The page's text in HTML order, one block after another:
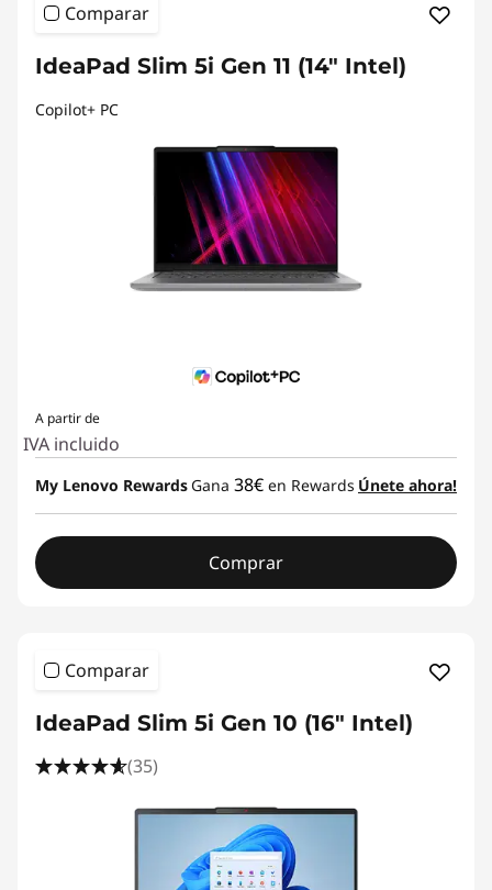
Comparar
IdeaPad Slim 5i Gen 11 (14" Intel)
Copilot+ PC
A partir de
IVA incluido
My Lenovo Rewards Gana 38€ en Rewards Únete ahora!
Comprar
Comparar
IdeaPad Slim 5i Gen 10 (16" Intel)
(35)